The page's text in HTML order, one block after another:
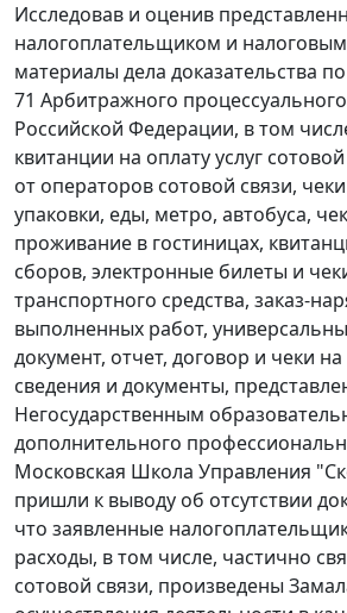
Исследовав и оценив
налогоплательщиком и
материалы дела доказательства
71 Арбитражного
Российской Федерации, в том
квитанции на оплату услуг
от операторов сотовой связи,
упаковки, еды, метро, автобуса,
проживание в гостиницах,
сборов, электронные билеты и
транспортного средства, заказ-
выполненных работ,
документ, отчет, договор и чеки
сведения и документы,
Негосударственным
дополнительного
Московская Школа Управления
пришли к выводу об отсутствии
что заявленные
расходы, в том числе, частично
сотовой связи, произведены